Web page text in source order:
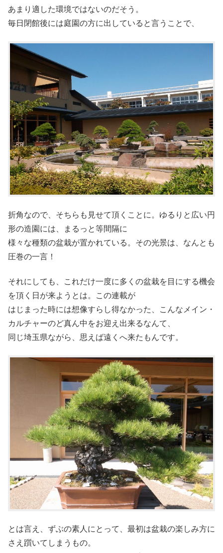
あまり適した環境ではないのだそう。
毎日閉館後には庭園の方に出していると言うことで、
折角なので、そちらも見せて頂くことに。ゆるりと広い円
形の造園には、まるっと等間隔に
様々な種類の盆栽が置かれている。その光景は、なんとも
圧巻の一言！
それにしても、これだけ一度に多くの盆栽を目にする機会
を頂く日が来ようとは。この連載が
はじまった時には想像すらし得なかった、こんなメイン・
カルチャーのど真ん中をお迎え出来るなんて、
同じ埼玉県ながら、思えば遠くへ来たもんです。
とは言え、ずぶの素人にとって、最初は盆栽の楽しみ方に
さえ躓いてしまうもの。